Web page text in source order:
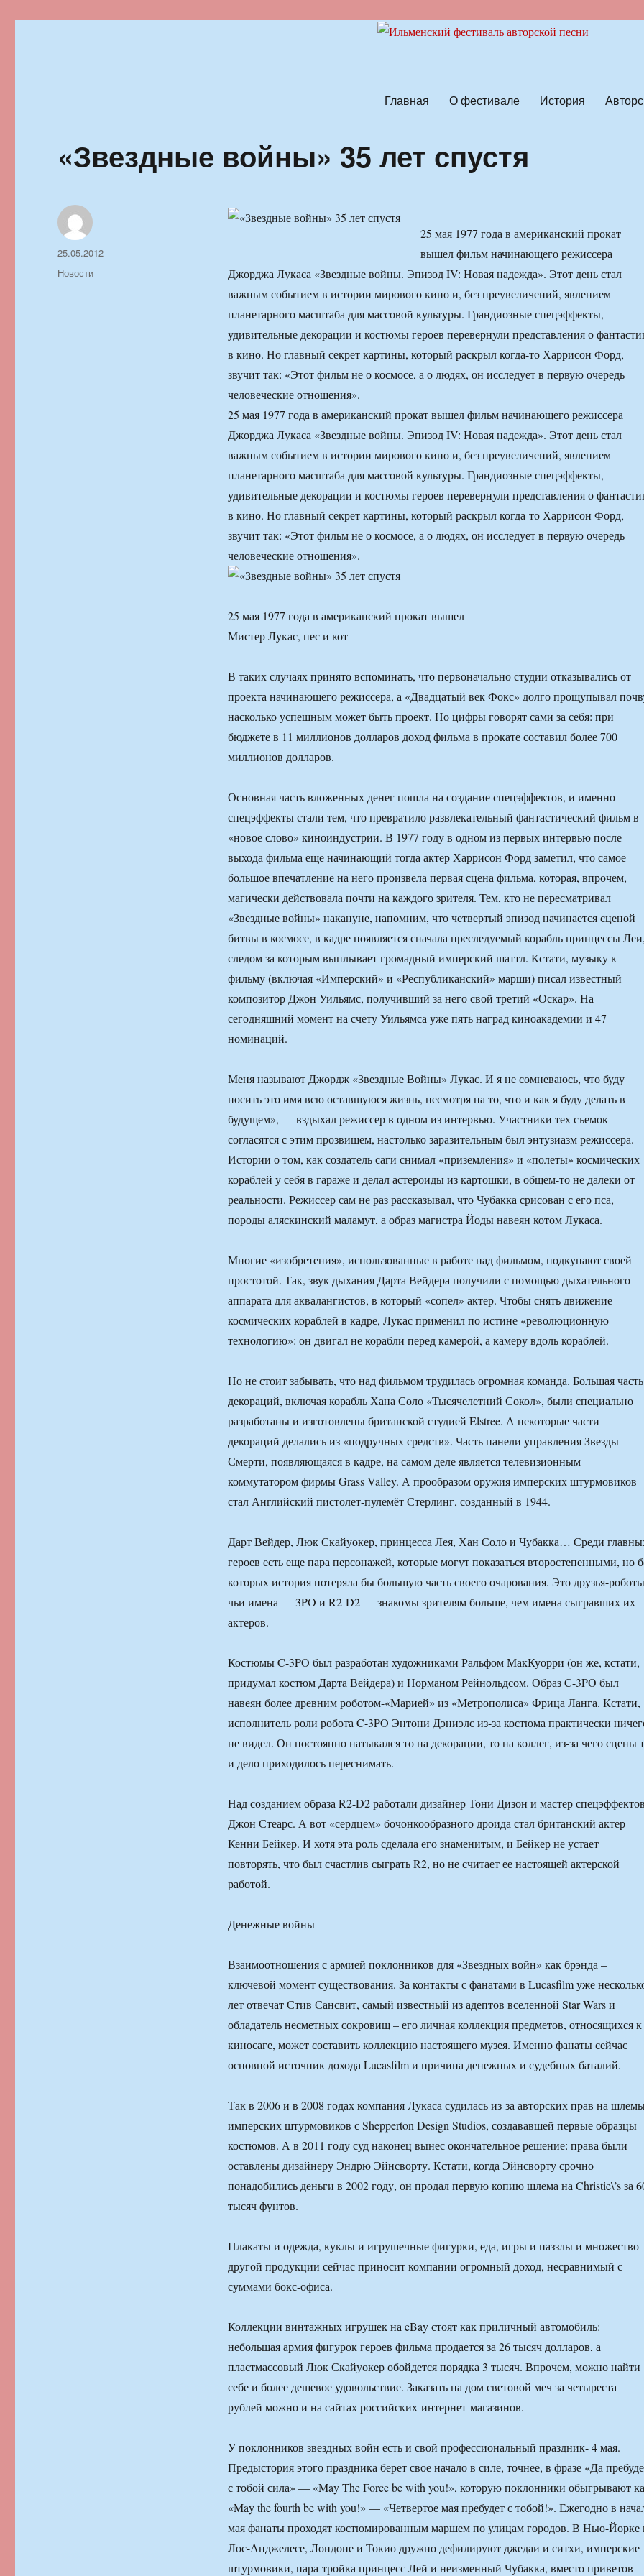
Главная О фестивале История
«Звездные войны» 35 лет спустя
25 мая 1977 года в американский прокат
вышел фильм начинающего режиссера
Джорджа Лукаса «Звездные войны. Эпизод IV: Новая надежда». Этот день стал
важным событием в истории мирового кино и, без преувеличений, явлением
планетарного масштаба для массовой культуры. Грандиозные спецэффекты,
удивительные декорации и костюмы героев перевернули представления о
в кино. Но главный секрет картины, который раскрыл когда-то Харрисон Форд,
звучит так: «Этот фильм не о космосе, а о людях, он исследует в первую очередь
человеческие отношения».
25 мая 1977 года в американский прокат вышел фильм начинающего режиссера
Джорджа Лукаса «Звездные войны. Эпизод IV: Новая надежда». Этот день стал
важным событием в истории мирового кино и, без преувеличений, явлением
планетарного масштаба для массовой культуры. Грандиозные спецэффекты,
удивительные декорации и костюмы героев перевернули представления о
в кино. Но главный секрет картины, который раскрыл когда-то Харрисон Форд,
звучит так: «Этот фильм не о космосе, а о людях, он исследует в первую очередь
человеческие отношения».
25 мая 1977 года в американский прокат вышел
Мистер Лукас, пес и кот
В таких случаях принято вспоминать, что первоначально студии отказывались от
проекта начинающего режиссера, а «Двадцатый век Фокс» долго прощупывал
насколько успешным может быть проект. Но цифры говорят сами за себя: при
бюджете в 11 миллионов долларов доход фильма в прокате составил более 700
миллионов долларов.
Основная часть вложенных денег пошла на создание спецэффектов, и именно
спецэффекты стали тем, что превратило развлекательный фантастический фильм в
«новое слово» киноиндустрии. В 1977 году в одном из первых интервью после
выхода фильма еще начинающий тогда актер Харрисон Форд заметил, что самое
большое впечатление на него произвела первая сцена фильма, которая, впрочем,
магически действовала почти на каждого зрителя. Тем, кто не пересматривал
«Звездные войны» накануне, напомним, что четвертый эпизод начинается сценой
битвы в космосе, в кадре появляется сначала преследуемый корабль принцессы Леи,
следом за которым выплывает громадный имперский шаттл. Кстати, музыку к
фильму (включая «Имперский» и «Республиканский» марши) писал известный
композитор Джон Уильямс, получивший за него свой третий «Оскар». На
сегодняшний момент на счету Уильямса уже пять наград киноакадемии и 47
номинаций.
Меня называют Джордж «Звездные Войны» Лукас. И я не сомневаюсь, что буду
носить это имя всю оставшуюся жизнь, несмотря на то, что и как я буду делать в
будущем», — вздыхал режиссер в одном из интервью. Участники тех съемок
согласятся с этим прозвищем, настолько заразительным был энтузиазм режиссера.
Истории о том, как создатель саги снимал «приземления» и «полеты» космических
кораблей у себя в гараже и делал астероиды из картошки, в общем-то не далеки от
реальности. Режиссер сам не раз рассказывал, что Чубакка срисован с его пса,
породы аляскинский маламут, а образ магистра Йоды навеян котом Лукаса.
Многие «изобретения», использованные в работе над фильмом, подкупают своей
простотой. Так, звук дыхания Дарта Вейдера получили с помощью дыхательного
аппарата для аквалангистов, в который «сопел» актер. Чтобы снять движение
космических кораблей в кадре, Лукас применил по истине «революционную
технологию»: он двигал не корабли перед камерой, а камеру вдоль кораблей.
Но не стоит забывать, что над фильмом трудилась огромная команда. Большая часть
декораций, включая корабль Хана Соло «Тысячелетний Сокол», были специально
разработаны и изготовлены британской студией Elstree. А некоторые части
декораций делались из «подручных средств». Часть панели управления Звезды
Смерти, появляющаяся в кадре, на самом деле является телевизионным
коммутатором фирмы Grass Valley. А прообразом оружия имперских штурмовиков
стал Английский пистолет-пулемёт Стерлинг, созданный в 1944.
Дарт Вейдер, Люк Скайуокер, принцесса Лея, Хан Соло и Чубакка… Среди
героев есть еще пара персонажей, которые могут показаться второстепенными, но
которых история потеряла бы большую часть своего очарования. Это друзья-
чьи имена — 3PO и R2-D2 — знакомы зрителям больше, чем имена сыгравших их
актеров.
Костюмы C-3PO был разработан художниками Ральфом МакКуорри (он же, кстати,
придумал костюм Дарта Вейдера) и Норманом Рейнольдсом. Образ C-3PO был
навеян более древним роботом-«Марией» из «Метрополиса» Фрица Ланга. Кстати,
исполнитель роли робота C-3PO Энтони Дэниэлс из-за костюма практически
не видел. Он постоянно натыкался то на декорации, то на коллег, из-за чего сцены
и дело приходилось переснимать.
Над созданием образа R2-D2 работали дизайнер Тони Дизон и мастер спецэффектов
Джон Стеарс. А вот «сердцем» бочонкообразного дроида стал британский актер
Кенни Бейкер. И хотя эта роль сделала его знаменитым, и Бейкер не устает
повторять, что был счастлив сыграть R2, но не считает ее настоящей актерской
работой.
Денежные войны
Взаимоотношения с армией поклонников для «Звездных войн» как брэнда –
ключевой момент существования. За контакты с фанатами в Lucasfilm уже
лет отвечат Стив Сансвит, самый известный из адептов вселенной Star Wars и
обладатель несметных сокровищ – его личная коллекция предметов, относящихся к
киносаге, может составить коллекцию настоящего музея. Именно фанаты сейчас
основной источник дохода Lucasfilm и причина денежных и судебных баталий.
Так в 2006 и в 2008 годах компания Лукаса судилась из-за авторских прав на
имперских штурмовиков с Shepperton Design Studios, создававшей первые образцы
костюмов. А в 2011 году суд наконец вынес окончательное решение: права были
оставлены дизайнеру Эндрю Эйнсворту. Кстати, когда Эйнсворту срочно
понадобились деньги в 2002 году, он продал первую копию шлема на Christie\’s за
тысяч фунтов.
Плакаты и одежда, куклы и игрушечные фигурки, еда, игры и паззлы и множество
другой продукции сейчас приносит компании огромный доход, несравнимый с
суммами бокс-офиса.
Коллекции винтажных игрушек на eBay стоят как приличный автомобиль:
небольшая армия фигурок героев фильма продается за 26 тысяч долларов, а
пластмассовый Люк Скайуокер обойдется порядка 3 тысяч. Впрочем, можно найти
себе и более дешевое удовольствие. Заказать на дом световой меч за четыреста
рублей можно и на сайтах российских-интернет-магазинов.
У поклонников звездных войн есть и свой профессиональный праздник- 4 мая.
Предыстория этого праздника берет свое начало в силе, точнее, в фразе «Да
с тобой сила» — «May The Force be with you!», которую поклонники обыгрывают
«May the fourth be with you!» — «Четвертое мая пребудет с тобой!». Ежегодно в
мая фанаты проходят костюмированным маршем по улицам городов. В Нью-Йорке
Лос-Анджелесе, Лондоне и Токио дружно дефилируют джедаи и ситхи, имперские
штурмовики, пара-тройка принцесс Лей и неизменный Чубакка, вместо приветов
Автор
Опубликовано
25.05.2012
Рубрики
Новости